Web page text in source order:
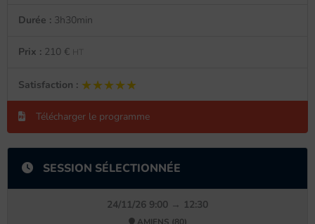
Durée : 3h30min
Prix : 210 € HT
Satisfaction : ★★★★★
★★★★★
Télécharger le programme
SESSION SÉLECTIONNÉE
24/11/26 9:00 → 12:30